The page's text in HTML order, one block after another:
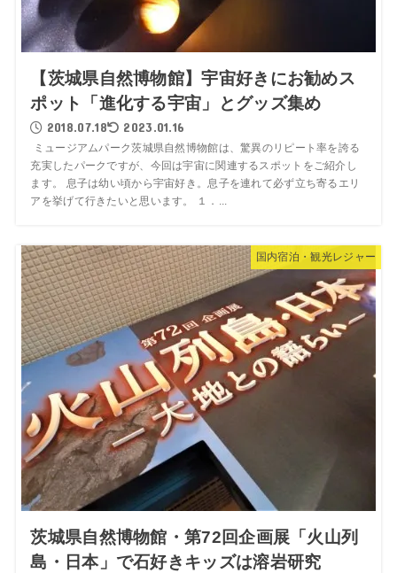
【茨城県自然博物館】宇宙好きにお勧めス
ポット「進化する宇宙」とグッズ集め
2018.07.18 2023.01.16
ミュージアムパーク茨城県自然博物館は、驚異のリピート率を誇る
充実したパークですが、今回は宇宙に関連するスポットをご紹介し
ます。 息子は幼い頃から宇宙好き。息子を連れて必ず立ち寄るエリ
アを挙げて行きたいと思います。 １．...
国内宿泊・観光レジャー
茨城県自然博物館・第72回企画展「火山列
島・日本」で石好きキッズは溶岩研究